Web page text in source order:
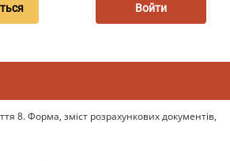
Войти
8. Форма, зміст розрахункових документів,